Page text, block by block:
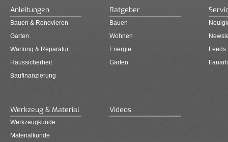
Anleitungen
Bauen & Renovieren
Garten
Wartung & Reparatur
Haussicherheit
Baufinanzierung
Ratgeber
Bauen
Wohnen
Energie
Garten
Feeds
Werkzeug & Material
Werkzeugkunde
Materialkunde
Videos